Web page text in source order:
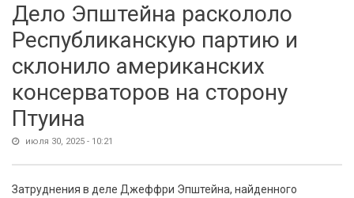
Дело Эпштейна раскололо
Республиканскую партию и
склонило американских
консерваторов на сторону
Птуина
июля 30, 2025 - 10:21
Затруднения в деле Джеффри Эпштейна, найденного